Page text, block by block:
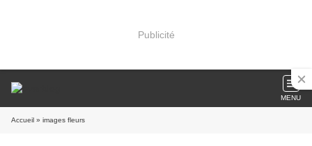
Publicité
MENU
Accueil » images fleurs